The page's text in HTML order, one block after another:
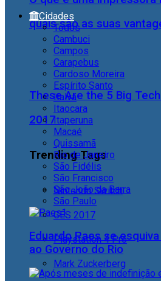
quais são as suas
These Are the 5 Big
2017
Trending Tags
Nintendo Switch
CES 2017
Playstation 4 Pro
Mark Zuckerberg
Cidades
Todos
Cambuci
Campos
Carapebus
Cardoso Moreira
Espírito Santo
Italva
Itaocara
Itaperuna
Macaé
Quissamã
Rio de Janeiro
São Fidélis
São Francisco
São João da Barra
São Paulo
Eduardo Paes se
ao Governo do Rio